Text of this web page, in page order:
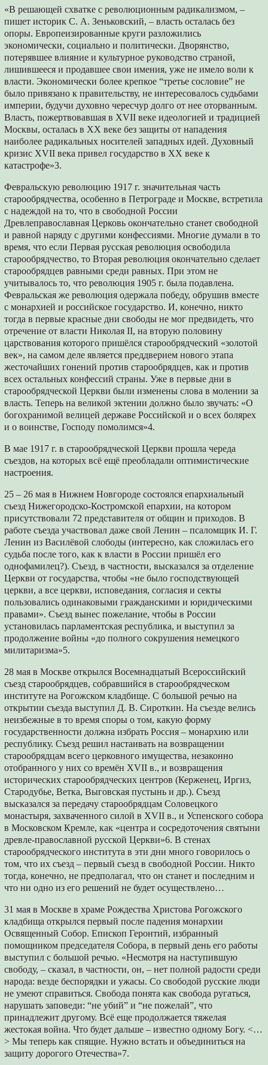
«В решающей схватке с революционным радикализмом, –
пишет историк С. А. Зеньковский, – власть осталась без
опоры. Европеизированные круги разложились
экономически, социально и политически. Дворянство,
потерявшее влияние и культурное руководство страной,
лишившееся и продавшее свои имения, уже не имело воли к
власти. Экономически более крепкое “третье сословие” не
было привязано к правительству, не интересовалось судьбами
империи, будучи духовно чересчур долго от нее оторванным.
Власть, пожертвовавшая в XVII веке идеологией и традицией
Москвы, осталась в XX веке без защиты от нападения
наиболее радикальных носителей западных идей. Духовный
кризис XVII века привел государство в XX веке к
катастрофе»3.
Февральскую революцию 1917 г. значительная часть
старообрядчества, особенно в Петрограде и Москве, встретила
с надеждой на то, что в свободной России
Древлеправославная Церковь окончательно станет свободной
и равной наряду с другими конфессиями. Многие думали в то
время, что если Первая русская революция освободила
старообрядчество, то Вторая революция окончательно сделает
старообрядцев равными среди равных. При этом не
учитывалось то, что революция 1905 г. была подавлена.
Февральская же революция одержала победу, обрушив вместе
с монархией и российское государство. И, конечно, никто
тогда в первые красные дни свободы не мог предвидеть, что
отречение от власти Николая II, на вторую половину
царствования которого пришёлся старообрядческий «золотой
век», на самом деле является преддверием нового этапа
жесточайших гонений против старообрядцев, как и против
всех остальных конфессий страны. Уже в первые дни в
старообрядческой Церкви были изменены слова в молении за
власть. Теперь на великой эктении должно было звучать: «О
богохранимой велицей державе Российской и о всех болярех
и о воинстве, Господу помолимся»4.
В мае 1917 г. в старообрядческой Церкви прошла череда
съездов, на которых всё ещё преобладали оптимистические
настроения.
25 – 26 мая в Нижнем Новгороде состоялся епархиальный
съезд Нижегородско-Костромской епархии, на котором
присутствовали 72 представителя от общин и приходов. В
работе съезда участвовал даже свой Ленин – псаломщик И. Г.
Ленин из Василёвой слободы (интересно, как сложилась его
судьба после того, как к власти в России пришёл его
однофамилец?). Съезд, в частности, высказался за отделение
Церкви от государства, чтобы «не было господствующей
церкви, а все церкви, исповедания, согласия и секты
пользовались одинаковыми гражданскими и юридическими
правами». Съезд вынес пожелание, чтобы в России
установилась парламентская республика, и выступил за
продолжение войны «до полного сокрушения немецкого
милитаризма»5.
28 мая в Москве открылся Восемнадцатый Всероссийский
съезд старообрядцев, собравшийся в старообрядческом
институте на Рогожском кладбище. С большой речью на
открытии съезда выступил Д. В. Сироткин. На съезде велись
неизбежные в то время споры о том, какую форму
государственности должна избрать Россия – монархию или
республику. Съезд решил настаивать на возвращении
старообрядцам всего церковного имущества, незаконно
отобранного у них со времён XVII в., и возвращения
исторических старообрядческих центров (Керженец, Иргиз,
Стародубье, Ветка, Выговская пустынь и др.). Съезд
высказался за передачу старообрядцам Соловецкого
монастыря, захваченного силой в XVII в., и Успенского собора
в Московском Кремле, как «центра и сосредоточения святыни
древле-православной русской Церкви»6. В стенах
старообрядческого института в эти дни много говорилось о
том, что их съезд – первый съезд в свободной России. Никто
тогда, конечно, не предполагал, что он станет и последним и
что ни одно из его решений не будет осуществлено…
31 мая в Москве в храме Рождества Христова Рогожского
кладбища открылся первый после падения монархии
Освященный Собор. Епископ Геронтий, избранный
помощником председателя Собора, в первый день его работы
выступил с большой речью. «Несмотря на наступившую
свободу, – сказал, в частности, он, – нет полной радости среди
народа: везде беспорядки и ужасы. Со свободой русские люди
не умеют справиться. Свобода понята как свобода ругаться,
нарушать заповеди: “не убий” и “не пожелай”, что
принадлежит другому. Всё еще продолжается тяжелая
жестокая война. Что будет дальше – известно одному Богу. <…
> Мы теперь как спящие. Нужно встать и объединиться на
защиту дорогого Отечества»7.